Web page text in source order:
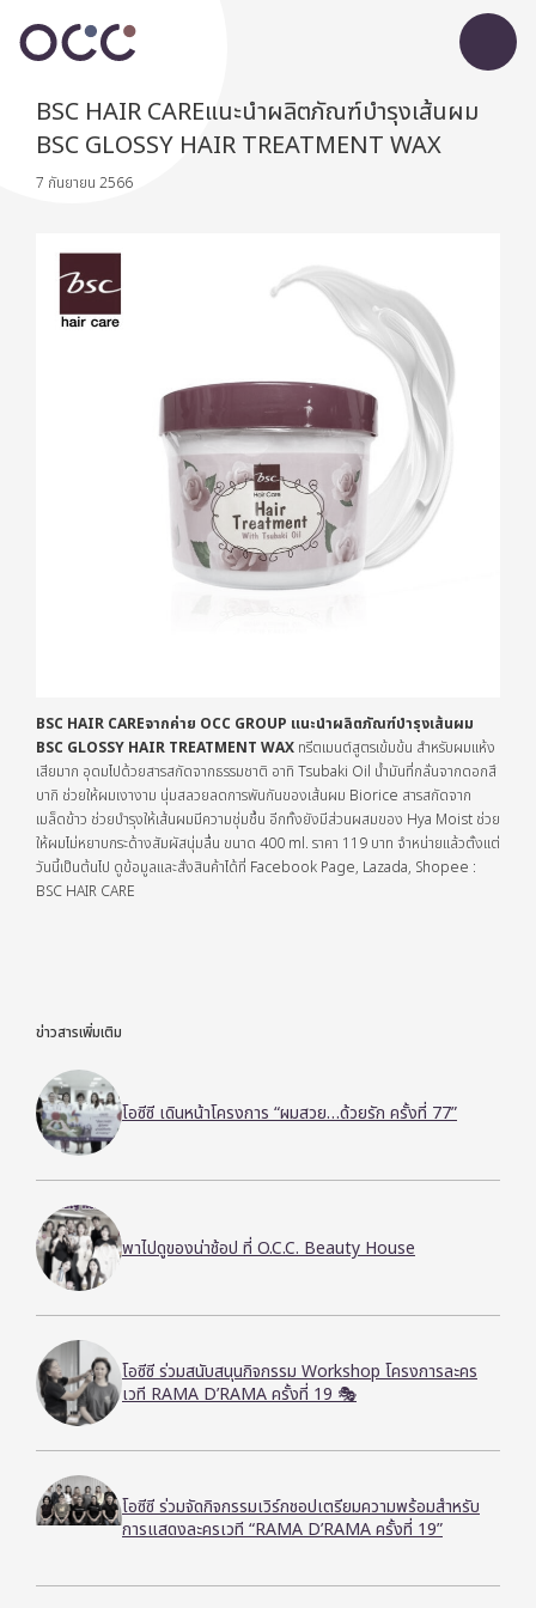
BSC HAIR CAREแนะนำผลิตภัณฑ์บำรุงเส้นผม
BSC GLOSSY HAIR TREATMENT WAX
7 กันยายน 2566
BSC HAIR CAREจากค่าย OCC GROUP แนะนำผลิตภัณฑ์บำรุงเส้นผม
BSC GLOSSY HAIR TREATMENT WAX ทรีตเมนต์สูตรเข้มข้น สำหรับผมแห้ง
เสียมาก อุดมไปด้วยสารสกัดจากธรรมชาติ อาทิ Tsubaki Oil น้ำมันที่กลั่นจากดอกสึ
บากิ ช่วยให้ผมเงางาม นุ่มสลวยลดการพันกันของเส้นผม Biorice สารสกัดจาก
เมล็ดข้าว ช่วยบำรุงให้เส้นผมมีความชุ่มชื้น อีกทั้งยังมีส่วนผสมของ Hya Moist ช่วย
ให้ผมไม่หยาบกระด้างสัมผัสนุ่มลื่น ขนาด 400 ml. ราคา 119 บาท จำหน่ายแล้วตั้งแต่
วันนี้เป็นต้นไป ดูข้อมูลและสั่งสินค้าได้ที่ Facebook Page, Lazada, Shopee :
BSC HAIR CARE
ข่าวสารเพิ่มเติม
โอซีซี เดินหน้าโครงการ “ผมสวย…ด้วยรัก ครั้งที่ 77”
พาไปดูของน่าช้อป ที่ O.C.C. Beauty House
โอซีซี ร่วมสนับสนุนกิจกรรม Workshop โครงการละคร
เวที RAMA D’RAMA ครั้งที่ 19 🎭
โอซีซี ร่วมจัดกิจกรรมเวิร์กชอปเตรียมความพร้อมสำหรับ
การแสดงละครเวที “RAMA D’RAMA ครั้งที่ 19”